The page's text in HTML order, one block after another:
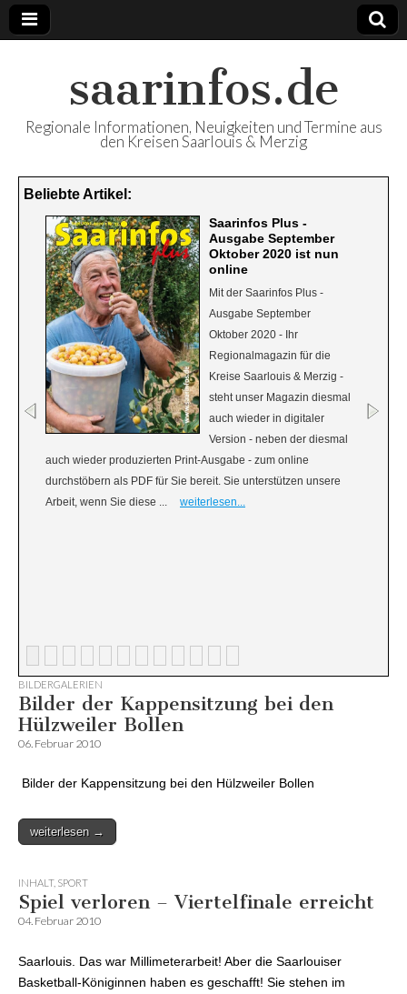
saarinfos.de
Regionale Informationen, Neuigkeiten und Termine aus
den Kreisen Saarlouis & Merzig
Beliebte Artikel:
Saarinfos Plus -
Ausgabe September
Oktober 2020 ist nun
online
Mit der Saarinfos Plus -
Ausgabe September
Oktober 2020 - Ihr
Regionalmagazin für die
Kreise Saarlouis & Merzig -
steht unser Magazin diesmal
auch wieder in digitaler
Version - neben der diesmal
auch wieder produzierten Print-Ausgabe - zum online
durchstöbern als PDF für Sie bereit. Sie unterstützen unsere
Arbeit, wenn Sie diese ...
weiterlesen...
Ein ausgezeichneter Jahrgang -
Landwirtschaftsminister Jost bei der Weinlese
„Das wird ein ausgezeichneter Jahrgang“, so viel kann
Thomas Schmitt-Weber schon mal sicher sagen. Am
Mittwochmorgen war wieder Weinlese im Wingert am Ortsrand
von Perl. Umwelt- und Landwirtschaftsminister Reinhold Jost
gehörte zu den Helfern. Während er die süßen Auxerrois-
Trauben erntete, informierte ihn der Chef des Weinguts
Schmitt-Weber über die Ertragsaussichten ...
BILDERGALERIEN
Bilder der Kappensitzung bei den
Hülzweiler Bollen
06. Februar 2010
Bilder der Kappensitzung bei den Hülzweiler Bollen
weiterlesen →
INHALT, SPORT
Spiel verloren – Viertelfinale erreicht
04. Februar 2010
Saarlouis. Das war Millimeterarbeit! Aber die Saarlouiser
Basketball-Königinnen haben es geschafft! Sie stehen im